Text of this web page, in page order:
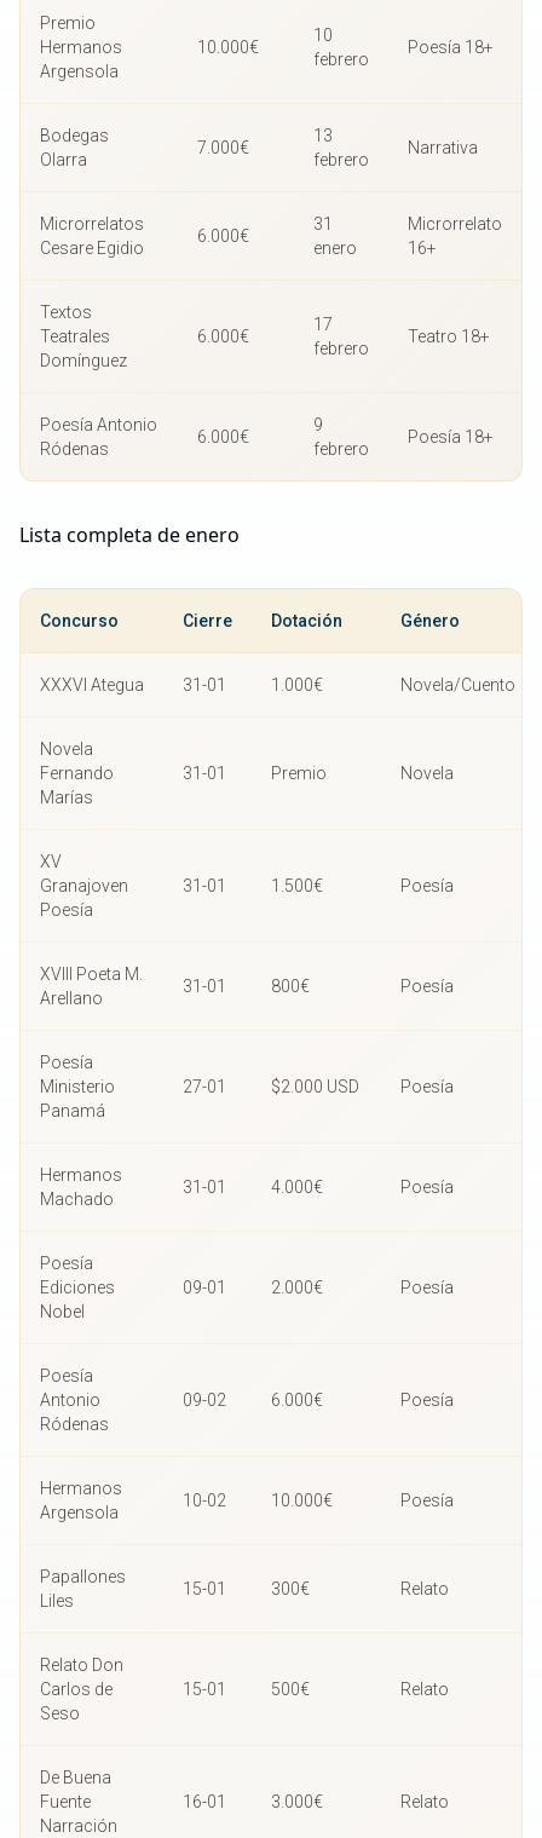
Premio
Hermanos
Argensola
10.000€
10
febrero
Poesía 18+
Bodegas
Olarra
7.000€
13
febrero
Narrativa
Microrrelatos
Cesare Egidio
6.000€
31
enero
Microrrelato
16+
Textos
Teatrales
Domínguez
6.000€
17
febrero
Teatro 18+
Poesía Antonio
Ródenas
6.000€
9
febrero
Poesía 18+
Lista completa de enero
Concurso Cierre Dotación Género
XXXVI Ategua 31-01 1.000€ Novela/Cuento
Novela
Fernando
Marías
31-01 Premio Novela
XV
Granajoven
Poesía
31-01 1.500€ Poesía
XVIII Poeta M.
Arellano
31-01 800€ Poesía
Poesía
Ministerio
Panamá
27-01 $2.000 USD Poesía
Hermanos
Machado
31-01 4.000€ Poesía
Poesía
Ediciones
Nobel
09-01 2.000€ Poesía
Poesía
Antonio
Ródenas
09-02 6.000€ Poesía
Hermanos
Argensola
10-02 10.000€ Poesía
Papallones
Liles
15-01 300€ Relato
Relato Don
Carlos de
Seso
15-01 500€ Relato
De Buena
Fuente
Narración
16-01 3.000€ Relato